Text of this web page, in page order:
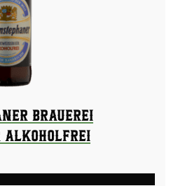
Brauerei
Alkoholfrei